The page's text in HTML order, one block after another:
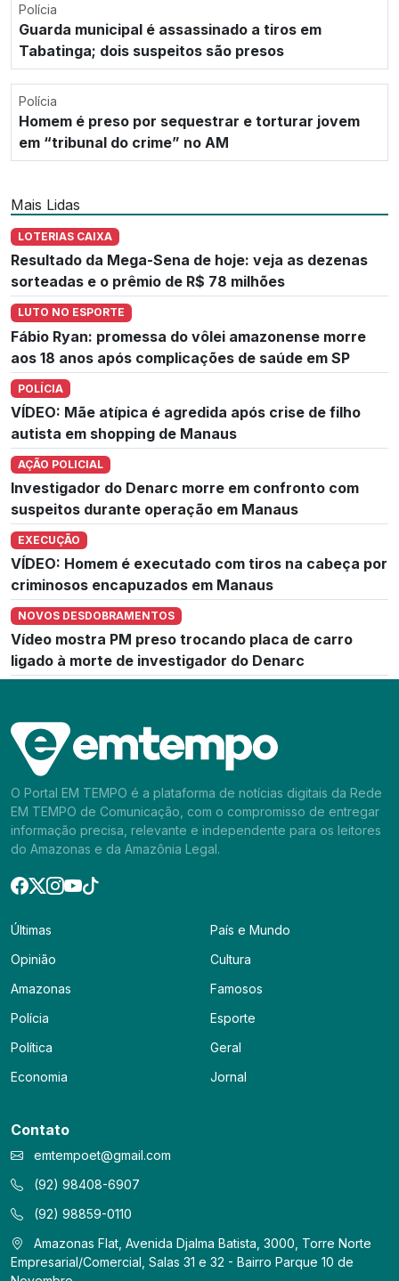
Polícia
Guarda municipal é assassinado a tiros em
Tabatinga; dois suspeitos são presos
Polícia
Homem é preso por sequestrar e torturar jovem
em “tribunal do crime” no AM
Mais Lidas
LOTERIAS CAIXA
Resultado da Mega-Sena de hoje: veja as dezenas
sorteadas e o prêmio de R$ 78 milhões
LUTO NO ESPORTE
Fábio Ryan: promessa do vôlei amazonense morre
aos 18 anos após complicações de saúde em SP
POLÍCIA
VÍDEO: Mãe atípica é agredida após crise de filho
autista em shopping de Manaus
AÇÃO POLICIAL
Investigador do Denarc morre em confronto com
suspeitos durante operação em Manaus
EXECUÇÃO
VÍDEO: Homem é executado com tiros na cabeça por
criminosos encapuzados em Manaus
NOVOS DESDOBRAMENTOS
Vídeo mostra PM preso trocando placa de carro
ligado à morte de investigador do Denarc
O Portal EM TEMPO é a plataforma de notícias digitais da Rede
EM TEMPO de Comunicação, com o compromisso de entregar
informação precisa, relevante e independente para os leitores
do Amazonas e da Amazônia Legal.
Últimas
Opinião
Amazonas
Polícia
Política
Economia
País e Mundo
Cultura
Famosos
Esporte
Geral
Jornal
Contato
emtempoet@gmail.com
(92) 98408-6907
(92) 98859-0110
Amazonas Flat, Avenida Djalma Batista, 3000, Torre Norte
Empresarial/Comercial, Salas 31 e 32 - Bairro Parque 10 de